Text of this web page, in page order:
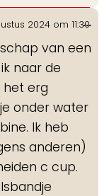
2024 om 11:30
van een
naar de
het erg
onder water
Ik heb
anderen)
c cup.
...